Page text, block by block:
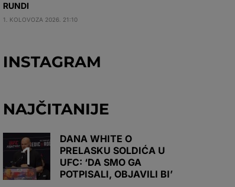
RUNDI
1. KOLOVOZA 2026. 21:10
INSTAGRAM
NAJČITANIJE
DANA WHITE O
PRELASKU SOLDIĆA U
UFC: ‘DA SMO GA
POTPISALI, OBJAVILI BI’